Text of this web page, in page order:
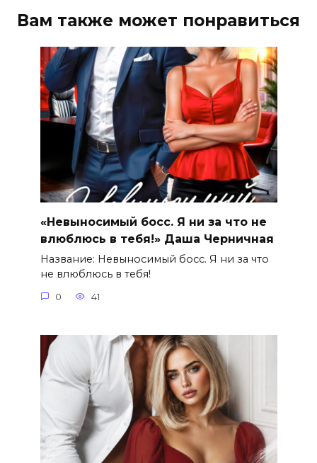
Вам также может понравиться
«Невыносимый босс. Я ни за что не
влюблюсь в тебя!» Даша Черничная
Название: Невыносимый босс. Я ни за что
не влюблюсь в тебя!
0 41